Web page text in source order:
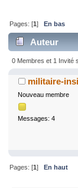
Pages: [1]En bas
Auteur
0 Membres et 1 Invité
militaire-
Nouveau membre
Messages: 4
Pages: [1]En haut